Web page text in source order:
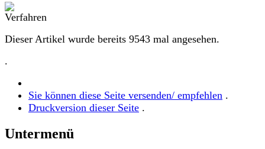
Dieser Artikel wurde bereits 9543 mal angesehen.
.
Sie können diese Seite versenden/ empfehlen .
Druckversion dieser Seite .
Untermenü